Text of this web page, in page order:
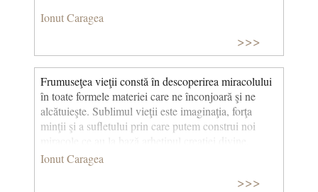
Ionut Caragea
>>>
Frumuseţea vieţii constă în descoperirea miracolului
în toate formele materiei care ne înconjoară şi ne
alcătuieşte. Sublimul vieţii este imaginaţia, forţa
minţii şi a sufletului prin care putem construi noi
miracole ce au la bază arhetipul creaţiei divine.
Ionut Caragea
>>>